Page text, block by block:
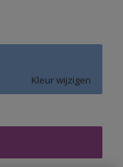
Kleur wijzigen